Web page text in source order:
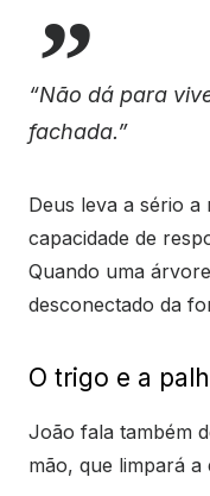
“Não dá para
fachada.”
Deus leva a sério a
capacidade de
Quando uma
desconectado da
O trigo e a
João fala também
mão, que limpará